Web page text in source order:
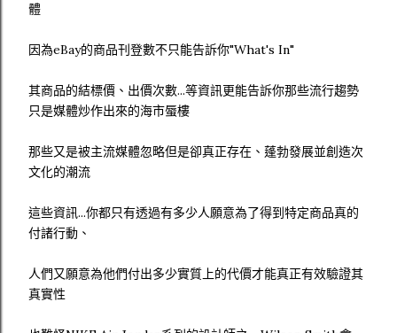
體
因為eBay的商品刊登數不只能告訴你"What's In"
其商品的結標價、出價次數...等資訊更能告訴你那些流行趨勢
只是媒體炒作出來的海市蜃樓
那些又是被主流媒體忽略但是卻真正存在、蓬勃發展並創造次
文化的潮流
這些資訊...你都只有透過有多少人願意為了得到特定商品真的
付諸行動、
人們又願意為他們付出多少實質上的代價才能真正有效驗證其
真實性